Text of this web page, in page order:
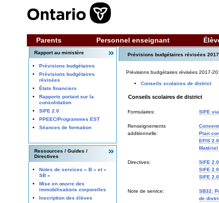
Parents Personnel enseignant
Rapport au ministère
Prévisions budgétaires
Prévisions budgétaires
révisées
États financiers
Rapports portant sur la
consolidation
SIFE 2.0
PPEEC/Programmes EST
Séances de formation
Ressources / Guides /
Directives
Notes de services « B » et «
SB »
Mise en œuvre des
immobilisations corporelles
Inscription des élèves
Prévisions budgétaires révisées
Prévisions budgétaires révisées 2017-
Conseils scolaires de district
Conseils scolaires de district
Formulaires: SIFE
Renseignements
additionnelle:
Plan
EFIS
Directives:
SIFE
SIFE
SIFE
Note de service:
SB32:
de